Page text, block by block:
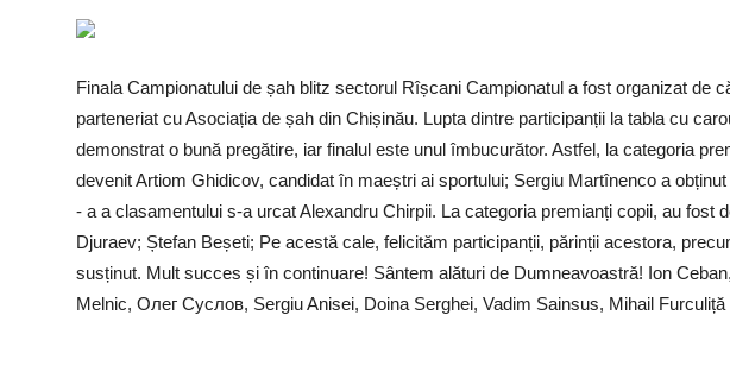
Căutați pe Internet
Finala Campionatului de șah blitz sectorul Rîșcani Campionatul a fost organizat de
parteneriat cu Asociația de șah din Chișinău. Lupta dintre participanții la tabla cu
demonstrat o bună pregătire, iar finalul este unul îmbucurător. Astfel, la categoria
devenit Artiom Ghidicov, candidat în maeștri ai sportului; Sergiu Martînenco a
- a a clasamentului s-a urcat Alexandru Chirpii. La categoria premianți copii, au fost
Djuraev; Ștefan Beșeti; Pe acestă cale, felicităm participanții, părinții acestora,
susținut. Mult succes și în continuare! Sântem alături de Dumneavoastră! Ion
Melnic, Олег Суслов, Sergiu Anisei, Doina Serghei, Vadim Sainsus, Mihail Furculiță